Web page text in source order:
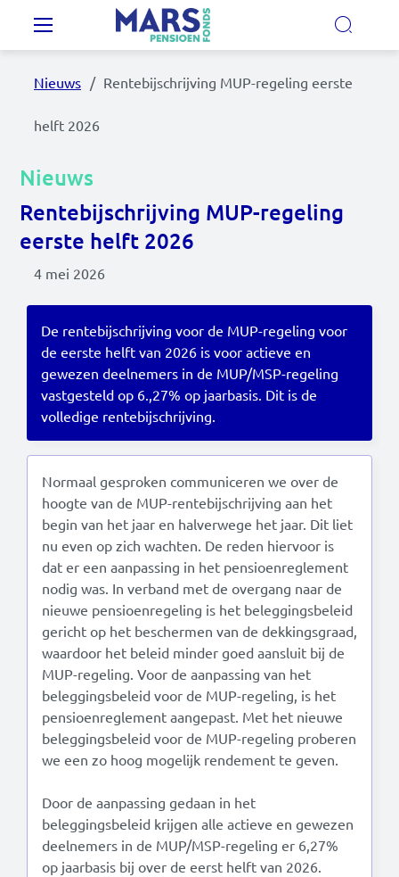
Overslaan en naar de inhoud gaan
Onze regelingen
MijnMarsPensioen
Documenten
Contact
Read this in:English
Nieuws Rentebijschrijving MUP-regeling eerste
helft 2026
Nieuws
Rentebijschrijving MUP-regeling
eerste helft 2026
4 mei 2026
De rentebijschrijving voor de MUP-regeling voor
de eerste helft van 2026 is voor actieve en
gewezen deelnemers in de MUP/MSP-regeling
vastgesteld op 6.,27% op jaarbasis. Dit is de
volledige rentebijschrijving.
Normaal gesproken communiceren we over de
hoogte van de MUP-rentebijschrijving aan het
begin van het jaar en halverwege het jaar. Dit liet
nu even op zich wachten. De reden hiervoor is
dat er een aanpassing in het pensioenreglement
nodig was. In verband met de overgang naar de
nieuwe pensioenregeling is het beleggingsbeleid
gericht op het beschermen van de dekkingsgraad,
waardoor het beleid minder goed aansluit bij de
MUP-regeling. Voor de aanpassing van het
beleggingsbeleid voor de MUP-regeling, is het
pensioenreglement aangepast. Met het nieuwe
beleggingsbeleid voor de MUP-regeling proberen
we een zo hoog mogelijk rendement te geven.
Door de aanpassing gedaan in het
beleggingsbeleid krijgen alle actieve en gewezen
deelnemers in de MUP/MSP-regeling er 6,27%
op jaarbasis bij over de eerst helft van 2026.